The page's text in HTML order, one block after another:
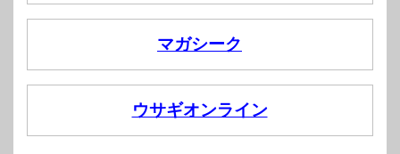
マガシーク
ウサギオンライン